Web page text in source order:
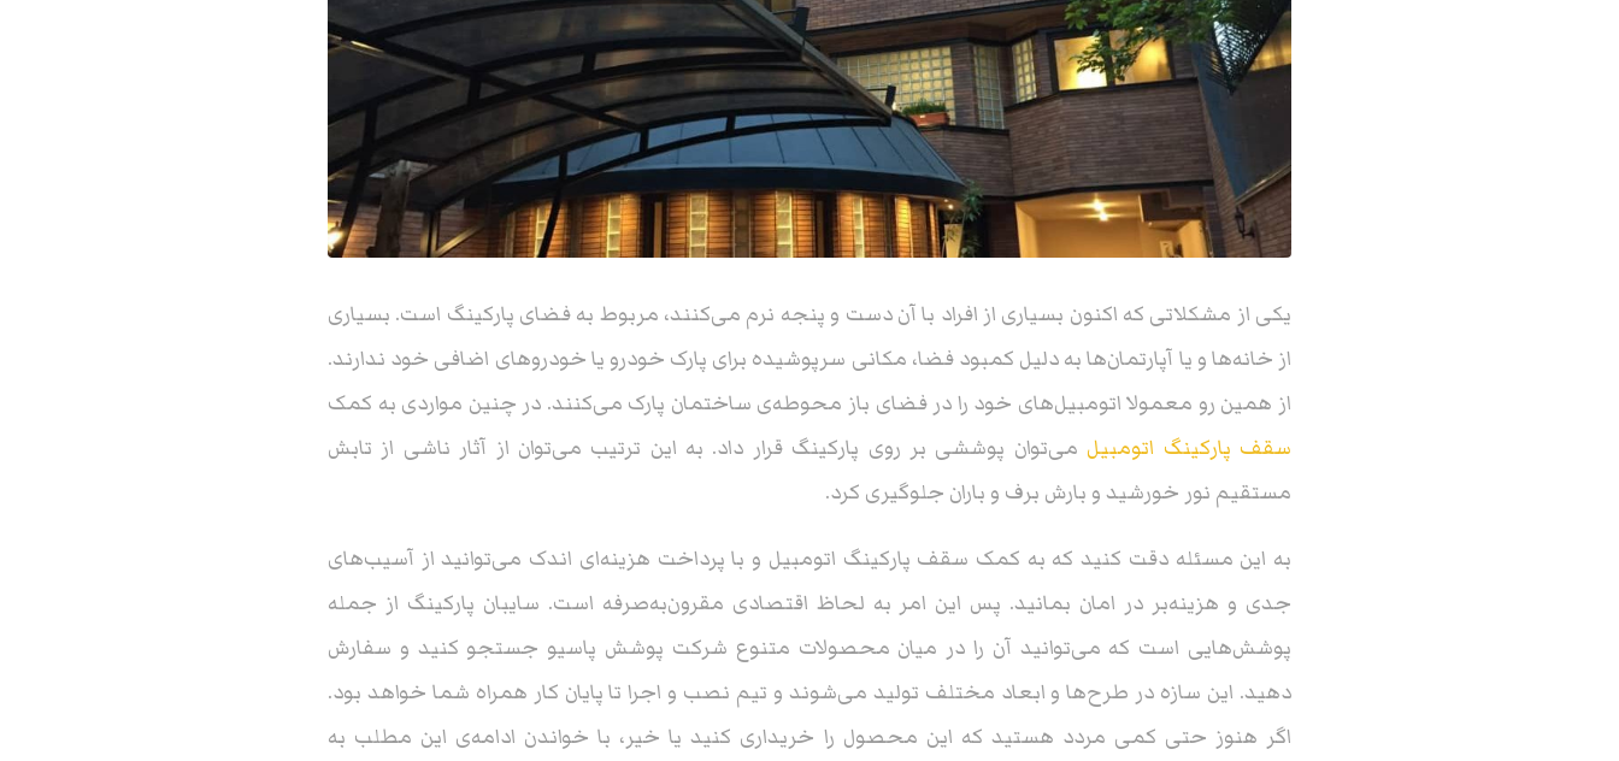
یکی از مشکلاتی که اکنون بسیاری از افراد با آن دست و پنجه نرم می‌کنند، مربوط به فضای پارکینگ است. بسیاری
از خانه‌ها و یا آپارتمان‌ها به دلیل کمبود فضا، مکانی سرپوشیده برای پارک خودرو یا خودروهای اضافی خود ندارند.
از همین رو معمولا اتومبیل‌های خود را در فضای باز محوطه‌ی ساختمان پارک می‌کنند. در چنین مواردی به کمک
سقف پارکینگ اتومبیل می‌توان پوششی بر روی پارکینگ قرار داد. به این ترتیب می‌توان از آثار ناشی از تابش
مستقیم نور خورشید و بارش برف و باران جلوگیری کرد.
به این مسئله دقت کنید که به کمک سقف پارکینگ اتومبیل و با پرداخت هزینه‌ای اندک می‌توانید از آسیب‌های
جدی و هزینه‌بر در امان بمانید. پس این امر به لحاظ اقتصادی مقرون‌به‌صرفه است. سایبان پارکینگ از جمله
پوشش‌هایی است که می‌توانید آن را در میان محصولات متنوع شرکت پوشش پاسیو جستجو کنید و سفارش
دهید. این سازه در طرح‌ها و ابعاد مختلف تولید می‌شوند و تیم نصب و اجرا تا پایان کار همراه شما خواهد بود.
اگر هنوز حتی کمی مردد هستید که این محصول را خریداری کنید یا خیر، با خواندن ادامه‌ی این مطلب به